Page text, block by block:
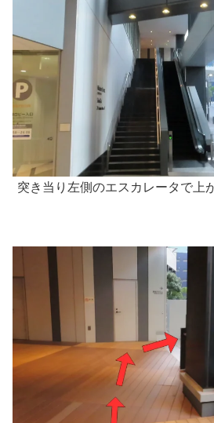
突き当り左側のエスカレータで上